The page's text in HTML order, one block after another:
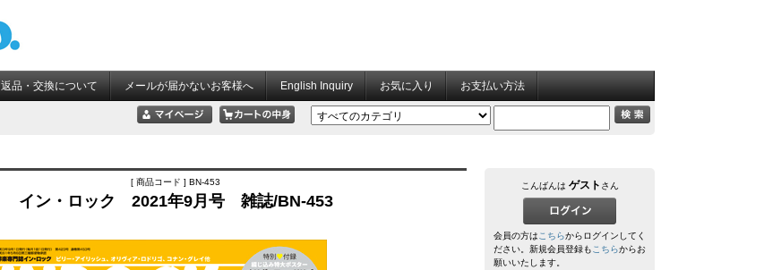
返品・交換について メールが届かないお客様へ English Inquiry お気に入り お支払い方法
[ 商品コード ] BN-453
イン・ロック 2021年9月号 雑誌/BN-453
こんばんは ゲスト さん
会員の方はこちらからログインしてく
ださい。新規会員登録もこちらからお
願いいたします。